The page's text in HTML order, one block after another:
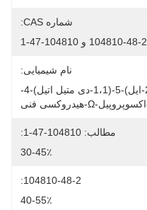
شماره CAS:
104810-48-2 و 104810-47-1
نام شیمیایی:
الف Α-{3-[3-(2H-بنزوتریازول-2-ایل)-5-(1،1-دی متیل اتیل)-4-
مطالب: 104810-47-1:
30-45٪
104810-48-2:
40-55٪